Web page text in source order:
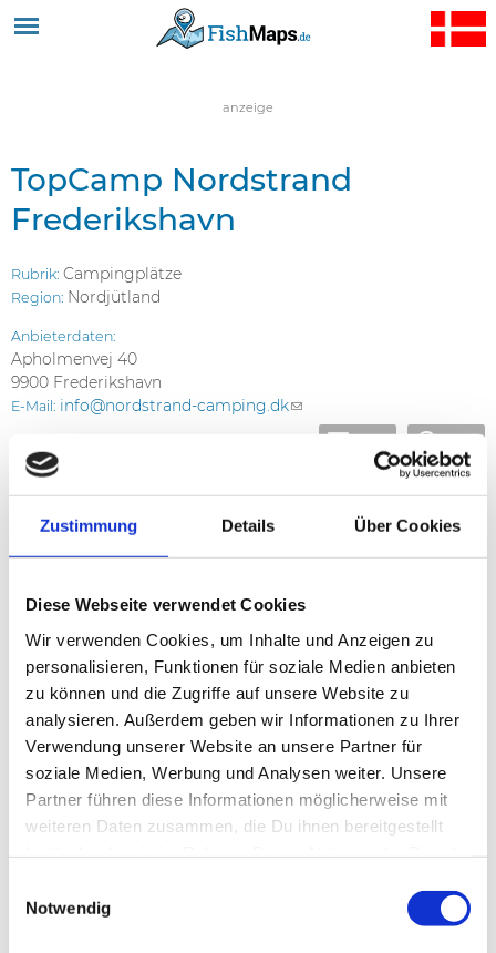
Zustimmung Details Über Cookies
Diese Webseite verwendet Cookies
Wir verwenden Cookies, um Inhalte und Anzeigen zu
personalisieren, Funktionen für soziale Medien anbieten
zu können und die Zugriffe auf unsere Website zu
analysieren. Außerdem geben wir Informationen zu Ihrer
Verwendung unserer Website an unsere Partner für
soziale Medien, Werbung und Analysen weiter. Unsere
Partner führen diese Informationen möglicherweise mit
weiteren Daten zusammen, die Du ihnen bereitgestellt
Notwendig
Jump to navigation
anzeige
TopCamp Nordstrand
Frederikshavn
Rubrik: Campingplätze
Region: Nordjütland
Anbieterdaten:
Apholmenvej 40
9900 Frederikshavn
E-Mail: info@nordstrand-camping.dk(
k
s
e
-
i
l
)
Ferienhäuser in der Nähe *